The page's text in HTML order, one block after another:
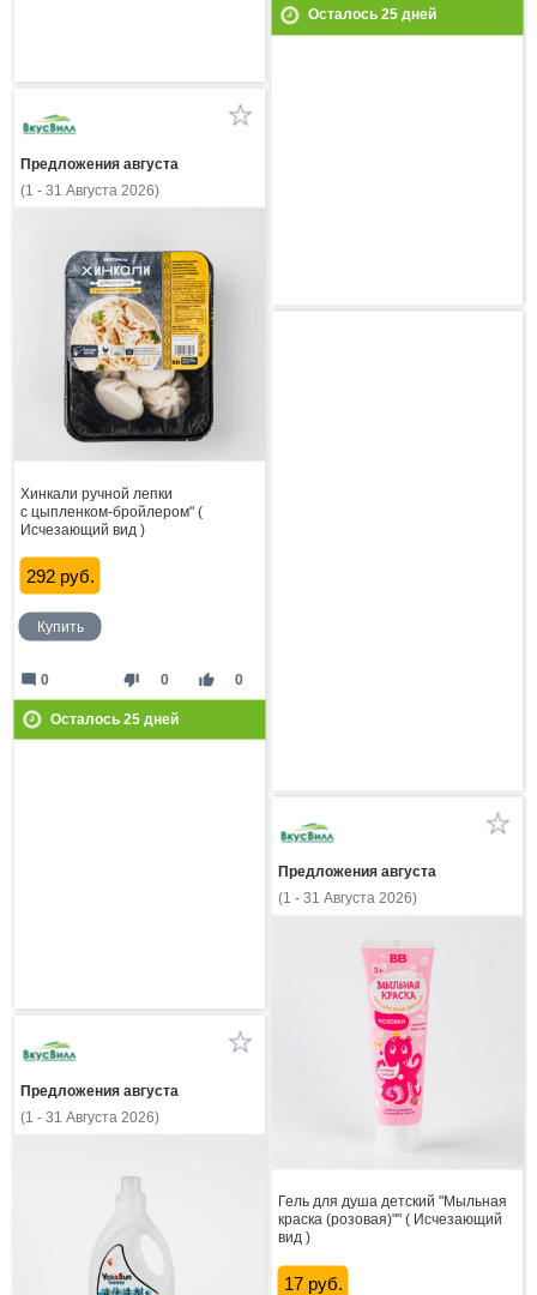
Осталось 25дней
Предложения августа
(1 - 31 Августа 2026)
Хинкали ручной лепки
с цыпленком-бройлером" (
Исчезающий вид )
292 руб.
Купить
thumb_down 0 thumb_up 0
mode_comment 0
Осталось 25дней
Предложения августа
(1 - 31 Августа 2026)
Гель для душа детский "Мыльная
краска (розовая)"" ( Исчезающий
вид )
17 руб.
Предложения августа
(1 - 31 Августа 2026)